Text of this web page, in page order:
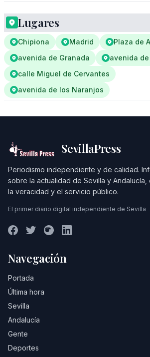
Lugares
Chipiona Madrid
Plaza de
avenida de Granada
avenida de
calle Miguel de Cervantes
avenida de los Naranjos
SevillaPress
Periodismo independiente y de calidad.
sobre la actualidad de Sevilla y
la veracidad y el servicio público.
El primer diario digital independiente de Sevilla
Navegación
Portada
Última hora
Sevilla
Andalucía
Gente
Deportes